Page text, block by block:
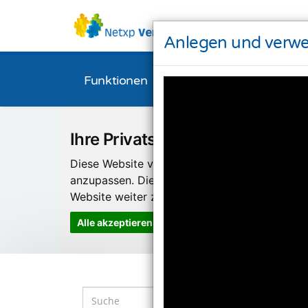
Ihre Privatsphäre ist uns
Diese Website verwendet Cookies und
anzupassen. Diese Technologien nutzen wir
Website weiter zu entwickeln.
Alle akzeptieren
Funktionen Bestellen
Anlegen und